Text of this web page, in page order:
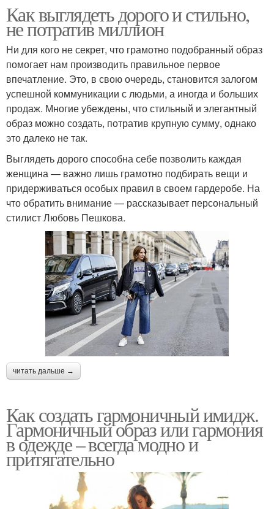
Как выглядеть дорого и стильно,
не потратив миллион
Ни для кого не секрет, что грамотно подобранный образ
помогает нам производить правильное первое
впечатление. Это, в свою очередь, становится залогом
успешной коммуникации с людьми, а иногда и больших
продаж. Многие убеждены, что стильный и элегантный
образ можно создать, потратив крупную сумму, однако
это далеко не так.
Выглядеть дорого способна себе позволить каждая
женщина — важно лишь грамотно подбирать вещи и
придерживаться особых правил в своем гардеробе. На
что обратить внимание — рассказывает персональный
стилист Любовь Пешкова.
читать дальше →
Как создать гармоничный имидж.
Гармоничный образ или гармония
в одежде – всегда модно и
притягательно